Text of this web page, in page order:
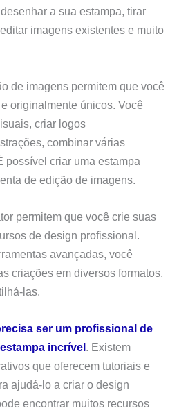
a sua estampa, tirar
imagens existentes e muito
de imagens permitem que você
originalmente únicos. Você
criar logos
combinar várias
possível criar uma estampa
de edição de imagens.
permitem que você crie suas
de design profissional.
avançadas, você
criações em diversos formatos,
las.
ser um profissional de
incrível. Existem
que oferecem tutoriais e
ajudá-lo a criar o design
encontrar muitos recursos